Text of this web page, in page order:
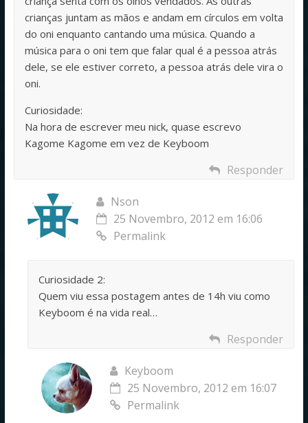
crianças juntam as mãos e andam em círculos em volta
do oni enquanto cantando uma música. Quando a
música para o oni tem que falar qual é a pessoa atrás
dele, se ele estiver correto, a pessoa atrás dele vira o
oni.
Curiosidade:
Na hora de escrever meu nick, quase escrevo
Kagome Kagome em vez de Keyboom
Responder
Nson
25 Novembro, 2012 em 16:06
Permalink
Curiosidade 2:
Quem viu essa postagem antes de 14h viu como
Keyboom é na vida real…
Responder
Keyboom
25 Novembro, 2012 em 16:07
Permalink